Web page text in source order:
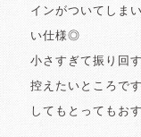
インがついてしま
い仕様◎
小さすぎて振り回
控えたいところで
してもとってもお